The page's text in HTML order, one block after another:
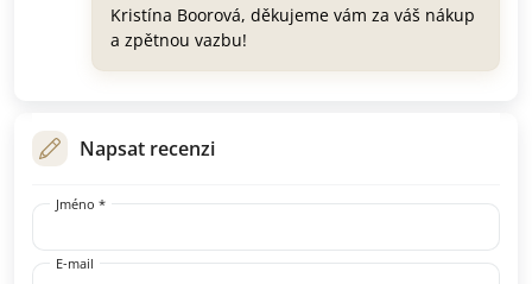
Kristína Boorová, děkujeme vám za váš nákup
a zpětnou vazbu!
Napsat recenzi
Jméno *
E-mail